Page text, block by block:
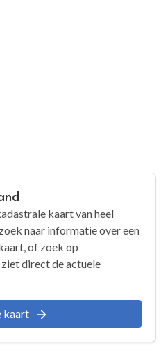
kaart van heel
naar informatie over een
of zoek op
direct de actuele
kaart